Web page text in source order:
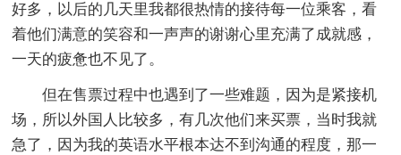
好多，以后的几天里我都很热情的接待每一位乘客，看
着他们满意的笑容和一声声的谢谢心里充满了成就感，
一天的疲惫也不见了。
但在售票过程中也遇到了一些难题，因为是紧接机
场，所以外国人比较多，有几次他们来买票，当时我就
急了，因为我的英语水平根本达不到沟通的程度，那一